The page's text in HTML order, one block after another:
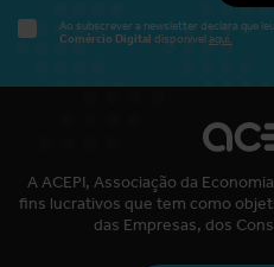
Ao subscrever a newsletter declara que
Comércio Digital disponível aqui.
A ACEPI, Associação da
fins lucrativos que tem como
das Empresas, dos